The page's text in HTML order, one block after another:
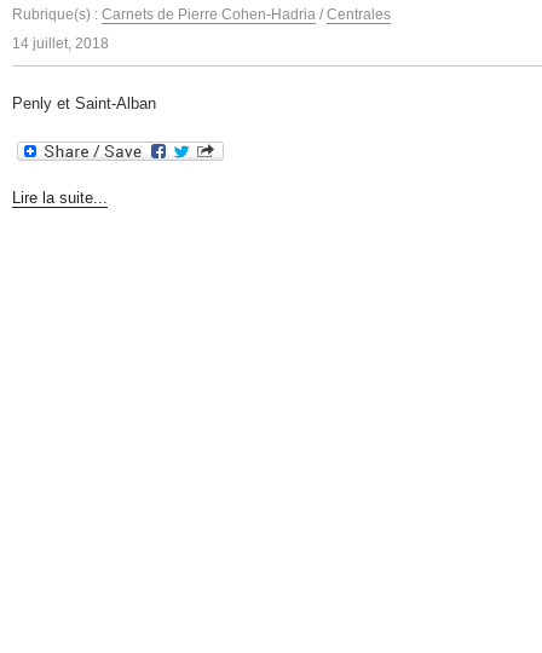
Rubrique(s) : Carnets de Pierre Cohen-Hadria / Centrales
14 juillet, 2018
Penly et Saint-Alban
Lire la suite...